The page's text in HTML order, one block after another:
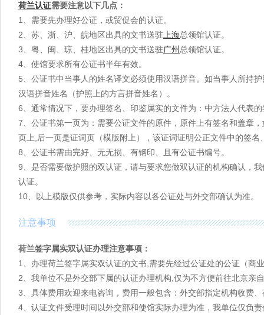
荷兰认证需要注意以下几点：
1、需要先办理好公证，或贸促会的认证。
2、苏、浙、沪、皖地区出具的文书送驻 上海总领馆认证。
3、粤、闽、琼、桂地区出具的文书送驻广州 总领馆认证。
4、使馆要求所有公证书半年有效。
5、公证书中当事人的姓名译文必须使用汉语拼音。如当事人所持
汉语拼音姓名（护照上的方言拼音姓名）。
6、通常情况下，要办理签名、印鉴属实的文件为：中方法人代表
7、公证书第一页为：需要公证文件的原件，原件上有签名和盖章
页上,后一页是证词页（模版附上），该证词证明公正文件中的签
8、公证书需由完好、无无损、有钢印、且有公证书编号。
9、是否需要做护照的双认证，请与要求您做双认证的机构确认，
认证。
10、以上模版仅供参考，实际内容以各公证处与外交部确认为准。
注意事项
荷兰签字属实双认证办理注意事项：
1、办理荷兰签字属实双认证的文书,需要先经过公证处的公证（商
2、我单位不是外交部下属的认证办理机构,仅为不方便前往北京亲
3、具体费用欢迎来电咨询，费用一般包含：外交部指定机构收费
4、认证文件受理时间以外交部和使馆实际办理为准，我单位仅负